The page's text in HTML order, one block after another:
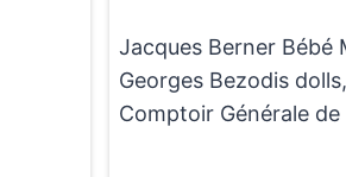
Jacques Berner Bébé
Georges Bezodis
Comptoir Générale